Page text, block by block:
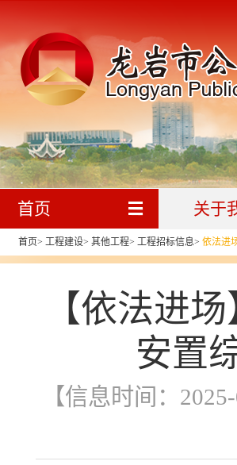
首页 关于
首页> 工程建设> 其他工程> 工程招标信息> 依法进
【依法进
安置
【信息时间：